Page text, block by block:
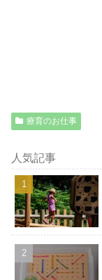
療育のお仕事
人気記事